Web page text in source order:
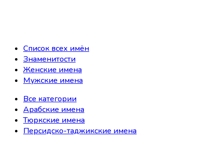
Список всех имён
Знаменитости
Женские имена
Мужские имена
Все категории
Арабские имена
Тюркские имена
Персидско-таджикские имена